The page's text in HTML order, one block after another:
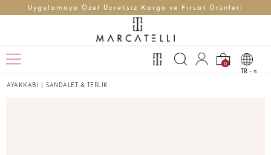
Uygulamaya Özel Ücretsiz Kargo ve Fırsat Ürünleri
0
TR - t
AYAKKABI | SANDALET & TERLİK